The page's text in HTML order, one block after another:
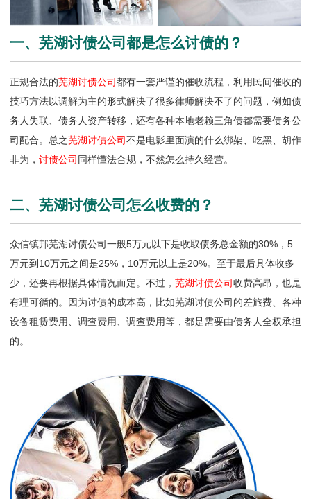
一、芜湖讨债公司都是怎么讨债的？
正规合法的芜湖讨债公司都有一套严谨的催收流程，利用民间催收的
技巧方法以调解为主的形式解决了很多律师解决不了的问题，例如债
务人失联、债务人资产转移，还有各种本地老赖三角债都需要债务公
司配合。总之芜湖讨债公司不是电影里面演的什么绑架、吃黑、胡作
非为， 讨债公司 同样懂法合规，不然怎么持久经营。
二、芜湖讨债公司怎么收费的？
众信镇邦芜湖讨债公司一般5万元以下是收取债务总金额的30%，5
万元到10万元之间是25%，10万元以上是20%。至于最后具体收多
少，还要再根据具体情况而定。不过， 芜湖讨债公司收费高昂，也是
有理可循的。因为讨债的成本高，比如芜湖讨债公司的差旅费、各种
设备租赁费用、调查费用、调查费用等，都是需要由债务人全权承担
的。